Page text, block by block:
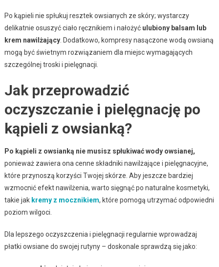
Po kąpieli nie spłukuj resztek owsianych ze skóry; wystarczy
delikatnie osuszyć ciało ręcznikiem i nałożyć ulubiony balsam lub
krem nawilżający. Dodatkowo, kompresy nasączone wodą owsianą
mogą być świetnym rozwiązaniem dla miejsc wymagających
szczególnej troski i pielęgnacji.
Jak przeprowadzić
oczyszczanie i pielęgnację po
kąpieli z owsianką?
Po kąpieli z owsianką nie musisz spłukiwać wody owsianej,
ponieważ zawiera ona cenne składniki nawilżające i pielęgnacyjne,
które przynoszą korzyści Twojej skórze. Aby jeszcze bardziej
wzmocnić efekt nawilżenia, warto sięgnąć po naturalne kosmetyki,
takie jak kremy z mocznikiem, które pomogą utrzymać odpowiedni
poziom wilgoci.
Dla lepszego oczyszczenia i pielęgnacji regularnie wprowadzaj
płatki owsiane do swojej rutyny – doskonale sprawdzą się jako: